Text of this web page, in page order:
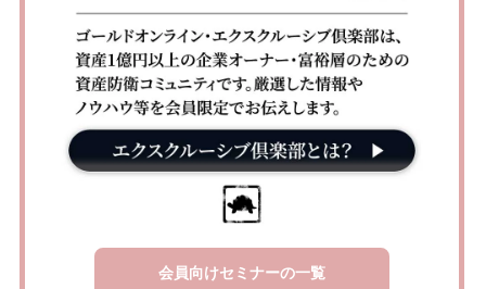
会員向けセミナーの一覧